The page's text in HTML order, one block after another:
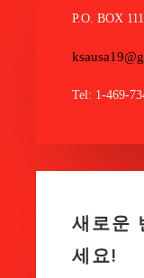
P.O. BOX
Tel: 1-469-
새로운
세요!